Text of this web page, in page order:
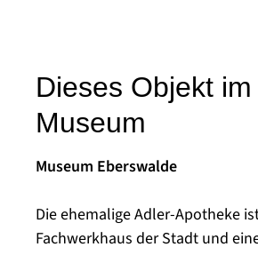
Dieses Objekt im
Museum
Museum Eberswalde
Die ehemalige Adler-Apotheke
Fachwerkhaus der Stadt und